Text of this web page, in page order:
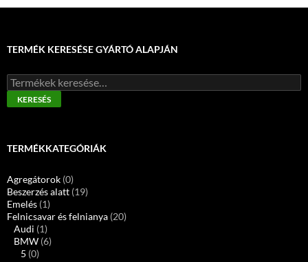
TERMÉK KERESÉSE GYÁRTÓ ALAPJÁN
Keresés
a
következőre:
KERESÉS
TERMÉKKATEGÓRIÁK
Agregátorok (0)
Beszerzés alatt (19)
Emelés (1)
Felnicsavar és felnianya (20)
Audi (1)
BMW (6)
5 (0)